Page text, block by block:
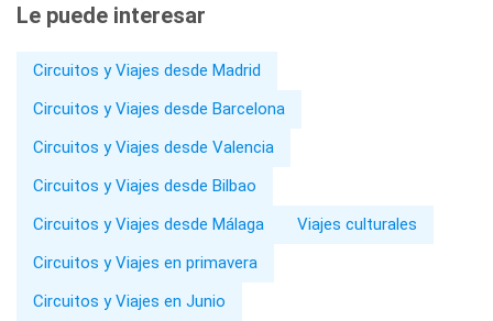
Le puede interesar
Circuitos y Viajes desde Madrid
Circuitos y Viajes desde Barcelona
Circuitos y Viajes desde Valencia
Circuitos y Viajes desde Bilbao
Circuitos y Viajes desde Málaga
Viajes culturales
Circuitos y Viajes en primavera
Circuitos y Viajes en Junio